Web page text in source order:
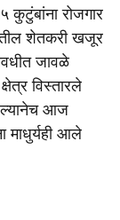
रोजगार
शेतकरी खजूर
जावळे
विस्तारले
आज
माधुर्यही आले